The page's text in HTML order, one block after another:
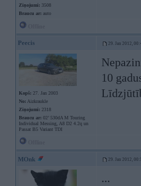
Ziņojumi: 3508
Braucu ar: auto
Peecis 29. Jan 2012,
Kopš: 27. Jan 2003
No: Aizkraukle
Ziņojumi: 2318
Braucu ar: 02’ 530dA M Touring
Individual Messing, A8 D2 4.2q un
Passat B5 Variant TDI
10
MOnk 29. Jan 2012,
...